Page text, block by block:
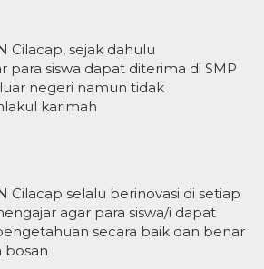
Cilacap, sejak dahulu
siswa dapat diterima di SMP
negeri namun tidak
karimah
Cilacap selalu berinovasi di setiap
agar para siswa/i dapat
secara baik dan benar
bosan